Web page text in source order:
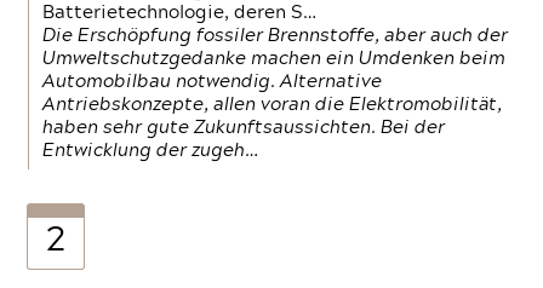
Batterietechnologie, deren S…
Die Erschöpfung fossiler Brennstoffe, aber auch der
Umweltschutzgedanke machen ein Umdenken beim
Automobilbau notwendig. Alternative
Antriebskonzepte, allen voran die Elektromobilität,
haben sehr gute Zukunftsaussichten. Bei der
Entwicklung der zugeh…
2